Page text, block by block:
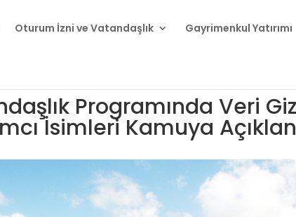
Oturum İzni ve Vatandaşlık Gayrimenkul Yatırımı
Programında Veri
İsimleri Kamuya